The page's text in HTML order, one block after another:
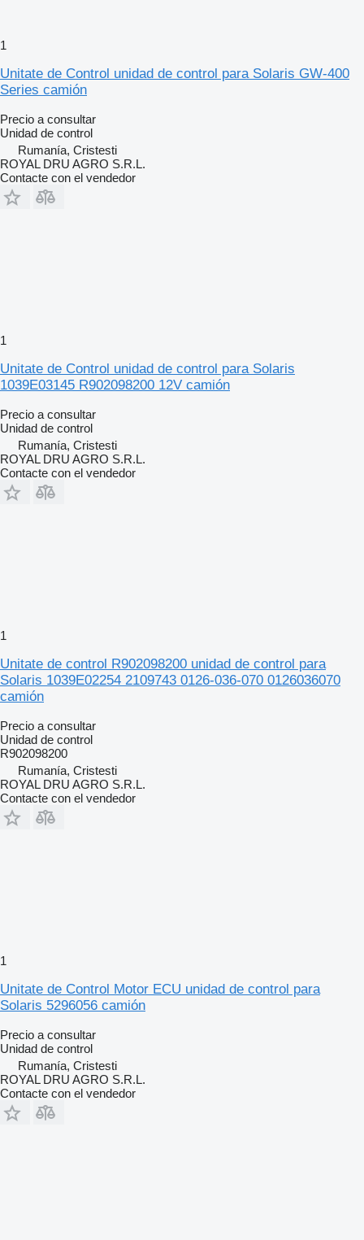
1
Unitate de Control unidad de control para Solaris GW-400
Series camión
Precio a consultar
Unidad de control
Rumanía, Cristesti
ROYAL DRU AGRO S.R.L.
Contacte con el vendedor
1
Unitate de Control unidad de control para Solaris
1039E03145 R902098200 12V camión
Precio a consultar
Unidad de control
Rumanía, Cristesti
ROYAL DRU AGRO S.R.L.
Contacte con el vendedor
1
Unitate de control R902098200 unidad de control para
Solaris 1039E02254 2109743 0126-036-070 0126036070
camión
Precio a consultar
Unidad de control
R902098200
Rumanía, Cristesti
ROYAL DRU AGRO S.R.L.
Contacte con el vendedor
1
Unitate de Control Motor ECU unidad de control para
Solaris 5296056 camión
Precio a consultar
Unidad de control
Rumanía, Cristesti
ROYAL DRU AGRO S.R.L.
Contacte con el vendedor